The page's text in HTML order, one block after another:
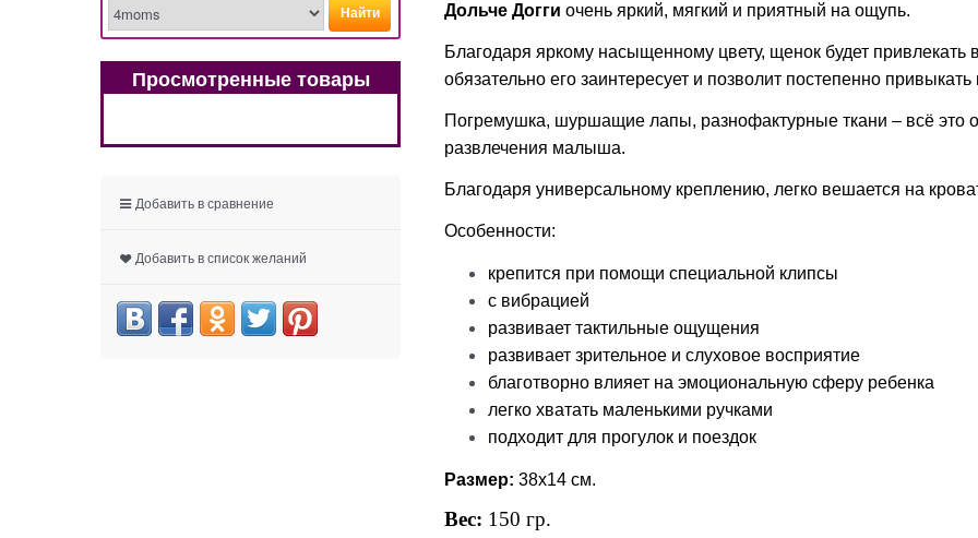
Найти
Просмотренные товары
Добавить в сравнение
Добавить в список желаний
Дольче Догги очень яркий, мягкий и приятный на ощупь.
Благодаря яркому насыщенному цвету, щенок будет привлекать
обязательно его заинтересует и позволит постепенно
Погремушка, шуршащие лапы, разнофактурные ткани – всё это
развлечения малыша.
Благодаря универсальному креплению, легко вешается на
Особенности:
крепится при помощи специальной клипсы
с вибрацией
развивает тактильные ощущения
развивает зрительное и слуховое восприятие
благотворно влияет на эмоциональную сферу ребенка
легко хватать маленькими ручками
подходит для прогулок и поездок
Размер: 38х14 см.
Вес: 150 гр.